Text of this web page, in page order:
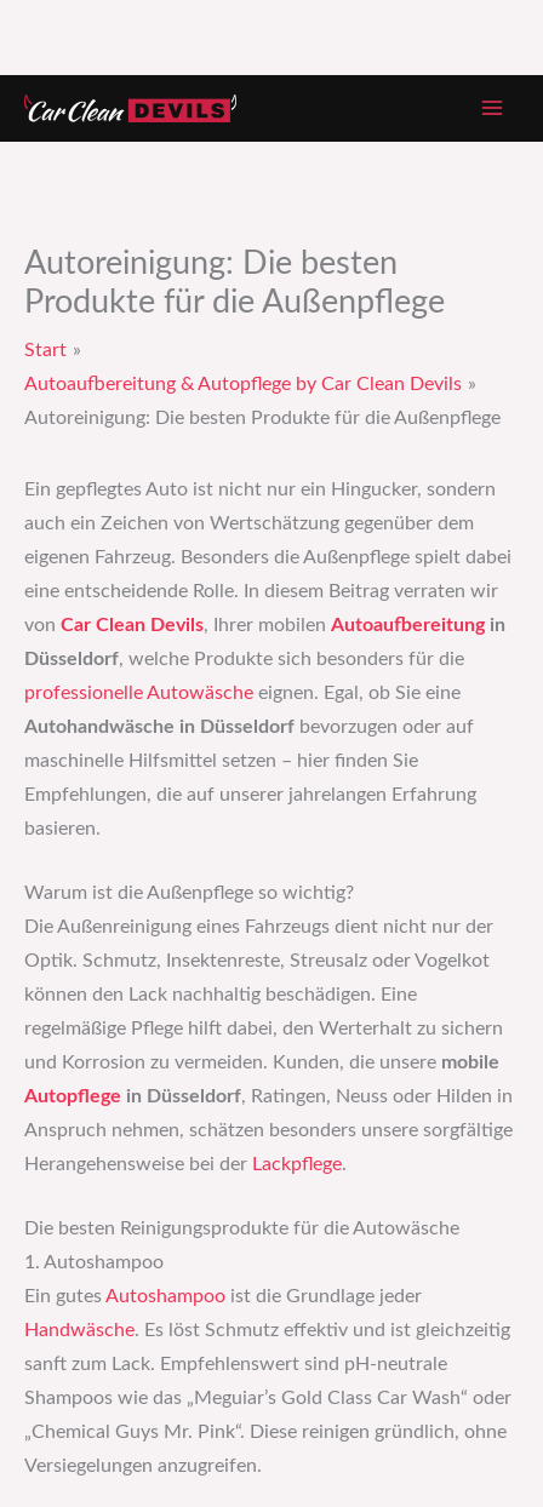
Zum
Inhalt
Autoreinigung: Die besten
Produkte für die Außenpflege
Start
Autoaufbereitung & Autopflege by Car Clean Devils
Autoreinigung: Die besten Produkte für die Außenpflege
Ein gepflegtes Auto ist nicht nur ein Hingucker, sondern
auch ein Zeichen von Wertschätzung gegenüber dem
eigenen Fahrzeug. Besonders die Außenpflege spielt dabei
eine entscheidende Rolle. In diesem Beitrag verraten wir
von Car Clean Devils, Ihrer mobilen Autoaufbereitungin
Düsseldorf, welche Produkte sich besonders für die
professionelle Autowäsche eignen. Egal, ob Sie eine
Autohandwäsche in Düsseldorf bevorzugen oder auf
maschinelle Hilfsmittel setzen – hier finden Sie
Empfehlungen, die auf unserer jahrelangen Erfahrung
basieren.
Warum ist die Außenpflege so wichtig?
Die Außenreinigung eines Fahrzeugs dient nicht nur der
Optik. Schmutz, Insektenreste, Streusalz oder Vogelkot
können den Lack nachhaltig beschädigen. Eine
regelmäßige Pflege hilft dabei, den Werterhalt zu sichern
und Korrosion zu vermeiden. Kunden, die unsere mobile
Autopflege in Düsseldorf, Ratingen, Neuss oder Hilden in
Anspruch nehmen, schätzen besonders unsere sorgfältige
Herangehensweise bei der Lackpflege.
Die besten Reinigungsprodukte für die Autowäsche
1. Autoshampoo
Ein gutes Autoshampoo ist die Grundlage jeder
Handwäsche. Es löst Schmutz effektiv und ist gleichzeitig
sanft zum Lack. Empfehlenswert sind pH-neutrale
Shampoos wie das „Meguiar’s Gold Class Car Wash“ oder
„Chemical Guys Mr. Pink“. Diese reinigen gründlich, ohne
Versiegelungen anzugreifen.